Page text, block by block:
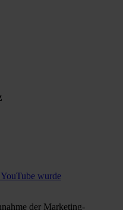
wurde
der Marketing-